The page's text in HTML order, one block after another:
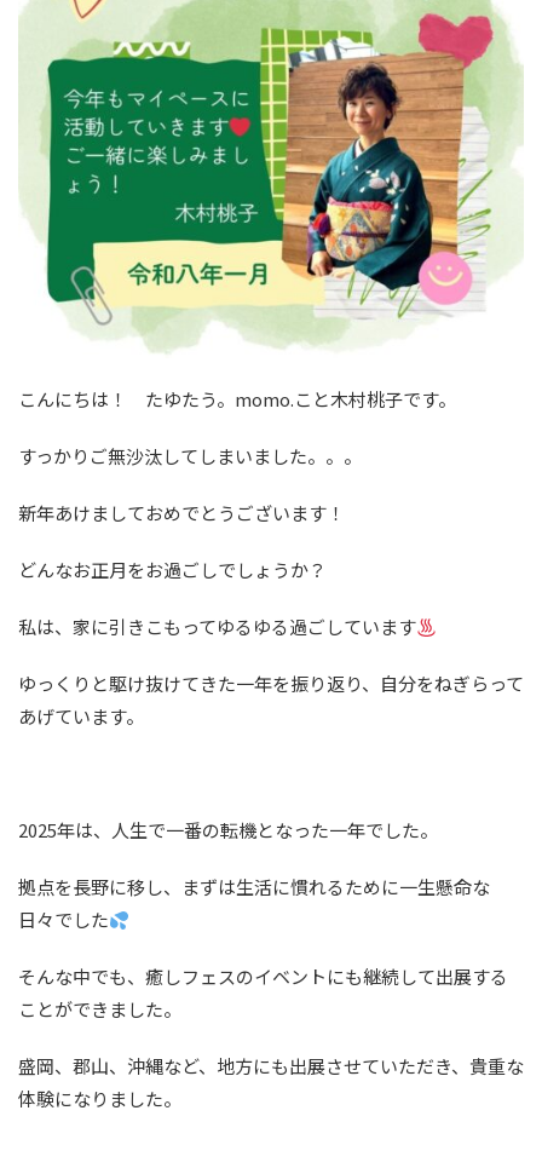
こんにちは！ たゆたう。momo.こと木村桃子です。
すっかりご無沙汰してしまいました。。。
新年あけましておめでとうございます！
どんなお正月をお過ごしでしょうか？
私は、家に引きこもってゆるゆる過ごしています
ゆっくりと駆け抜けてきた一年を振り返り、自分をねぎらって
あげています。
2025年は、人生で一番の転機となった一年でした。
拠点を長野に移し、まずは生活に慣れるために一生懸命な
日々でした
そんな中でも、癒しフェスのイベントにも継続して出展する
ことができました。
盛岡、郡山、沖縄など、地方にも出展させていただき、貴重な
体験になりました。